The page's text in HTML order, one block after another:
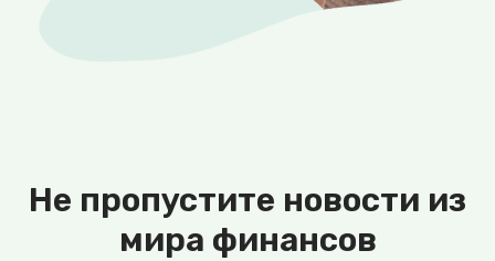
Не пропустите новости из
мира финансов